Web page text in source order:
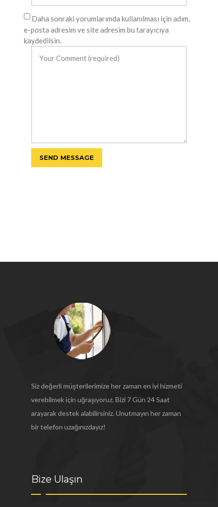
Daha sonraki yorumlarımda kullanılması için adım,
e-posta adresim ve site adresim bu tarayıcıya
kaydedilsin.
Siz değerli müşterilerimize her zaman en iyi hizmeti
verebilmek için uğraşıyoruz. Bizi 7 Gün 24 Saat
arayarak destek alabilirsiniz. Unutmayın her zaman
bir telefon uzağınızdayız!
Bize Ulaşın